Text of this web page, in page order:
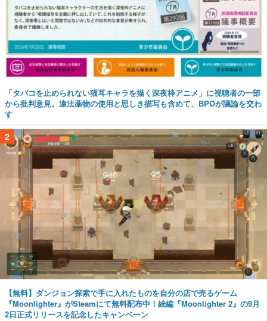
「タバコを止められない猫耳キャラを描く深夜枠アニメ」に視聴者の一部
から批判意見。違法薬物の使用と思しき描写も含めて、BPOが議論を交わ
す
2
【無料】ダンジョン探索で手に入れたものを自分の店で売るゲーム
『Moonlighter』がSteamにて無料配布中！続編『Moonlighter 2』の9月
2日正式リリースを記念したキャンペーン